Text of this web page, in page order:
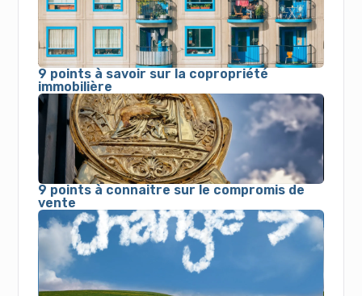
9 points à savoir sur la copropriété
immobilière
9 points à connaitre sur le compromis de
vente